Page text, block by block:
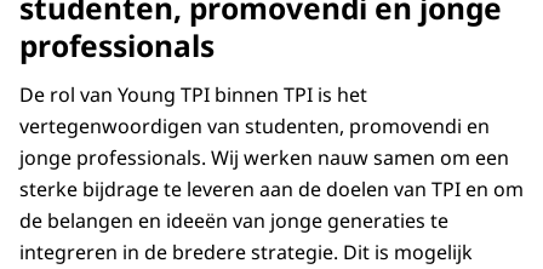
professionals
De rol van Young TPI binnen TPI is het
vertegenwoordigen van studenten, promovendi en
jonge professionals. Wij werken nauw samen om een
sterke bijdrage te leveren aan de doelen van TPI en om
de belangen en ideeën van jonge generaties te
integreren in de bredere strategie. Dit is mogelijk